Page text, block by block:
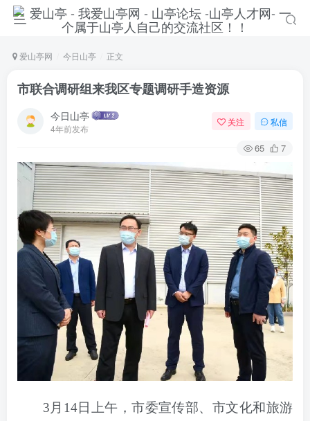
爱山亭网 今日山亭 正文
市联合调研组来我区专题调研手造资源
今日山亭
4年前发布
关注 私信
65 7
3月14日上午，市委宣传部、市文化和旅游